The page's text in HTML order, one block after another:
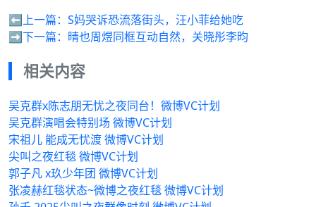
⬅️上一篇： S妈哭诉恐流落街头，汪小菲给她吃
➡️下一篇： 晴也周煜同框互动自然，关晓彤李昀
相关内容
吴克群x陈志朋无忧之夜同台！微博VC计划
吴克群演唱会特别场 微博VC计划
宋祖儿 能成无忧渡 微博VC计划
尖叫之夜红毯 微博VC计划
郭子凡 x玖少年团 微博VC计划
张凌赫红毯状态~微博之夜红毯 微博VC计划